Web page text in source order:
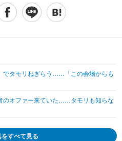
その他
映画・ドラマ
その他
でタモリねぎらう……「この会場からも
のオファー来ていた……タモリも知らな
をすべて見る